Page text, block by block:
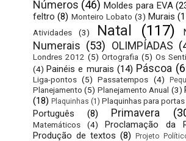
Números (46) Moldes para EVA
feltro (8) Monteiro Lobato (3) Murais
Atividades
(3) Natal (117)
Numerais (53) OLIMPÍADAS
Londres 2012 (5) Ortografia (5) Os
(4) Painéis e murais (14) Páscoa
Liga-pontos (5) Passatempos (4)
Planejamento (5) Planejamento Anual (3)
(18) Plaquinhas (1) Plaquinhas para portas
Português (8) Primavera
Matemáticos
(4) Proclamação da
Produção de textos (8) Projeto